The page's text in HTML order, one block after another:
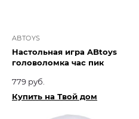
ABTOYS
Настольная игра ABtoys
головоломка час пик
779 руб.
Купить на Твой дом